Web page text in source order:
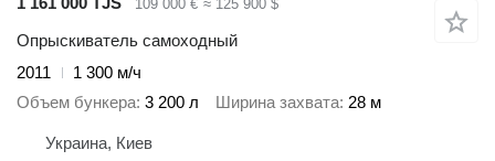
109 000 € ≈ 125 900 $
Опрыскиватель самоходный
2011
1 300 м/ч
Объем бункера 3 200 л Ширина захвата 28 м
Украина, Киев